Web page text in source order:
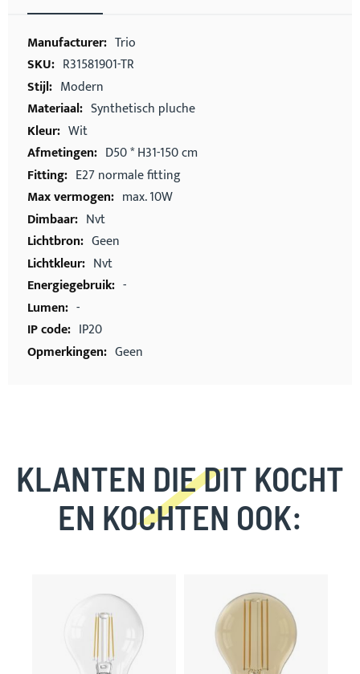
Meer
informatie
Trio
R31581901-TR
Modern
Synthetisch pluche
Wit
D50 * H31-150 cm
E27 normale fitting
max. 10W
Nvt
Geen
Nvt
-
-
IP20
Geen
KLANTEN DIE DIT KOCHT
EN KOCHTEN OOK: